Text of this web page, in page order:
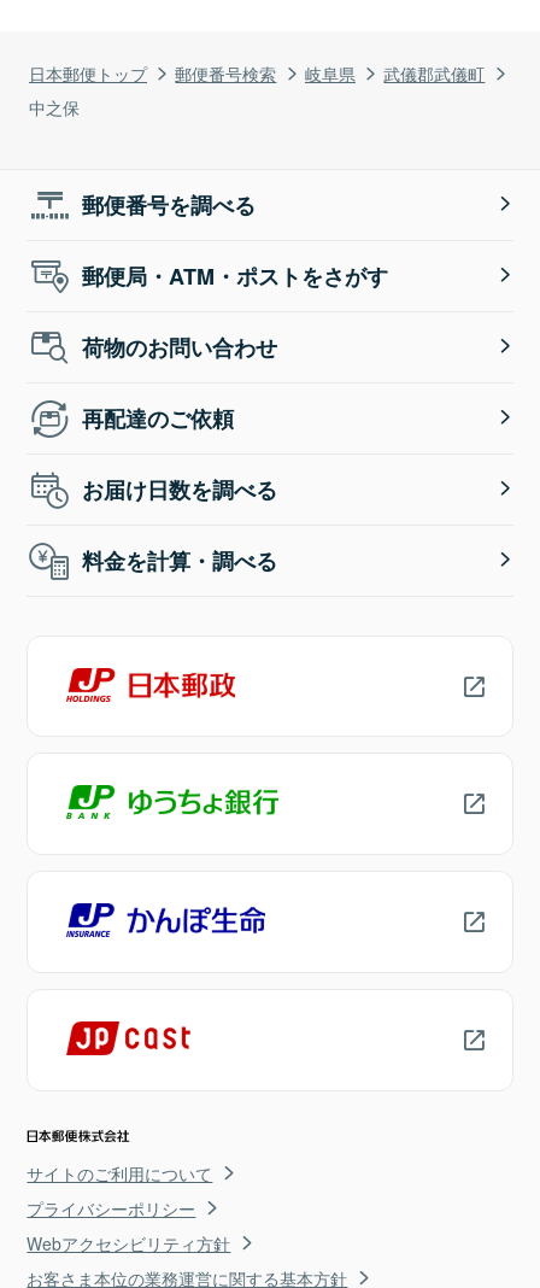
日本郵便トップ 郵便番号検索 岐阜県
武儀郡武儀町
中之保
郵便番号を調べる
郵便局・ATM・ポストをさがす
荷物のお問い合わせ
再配達のご依頼
お届け日数を調べる
料金を計算・調べる
サイトのご利用について
プライバシーポリシー
Webアクセシビリティ方針
お客さま本位の業務運営に関する基本方針